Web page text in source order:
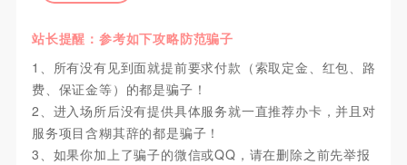
站长提醒：参考如下攻略防范骗子
1、所有没有见到面就提前要求付款（索取定金、红包、路
费、保证金等）的都是骗子！
2、进入场所后没有提供具体服务就一直推荐办卡，并且对
服务项目含糊其辞的都是骗子！
3、如果你加上了骗子的微信或QQ，请在删除之前先举报